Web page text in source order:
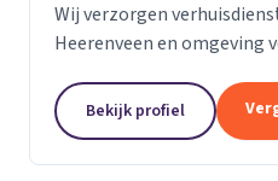
Wij verzorgen
Heerenveen en omgeving
Bekijk profiel